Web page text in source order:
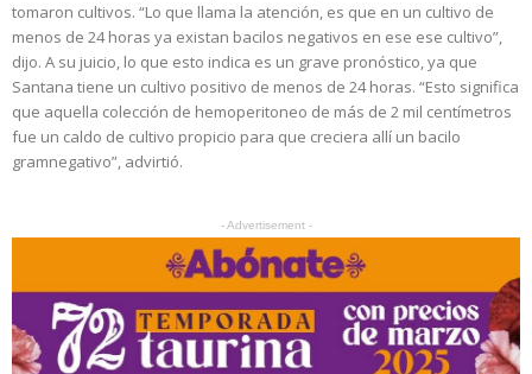
tomaron cultivos. “Lo que llama la atención, es que en un cultivo de
menos de 24 horas ya existan bacilos negativos en ese ese cultivo”,
dijo. A su juicio, lo que esto indica es un grave pronóstico, ya que
Santana tiene un cultivo positivo de menos de 24 horas. “Esto significa
que aquella colección de hemoperitoneo de más de 2 mil centímetros
fue un caldo de cultivo propicio para que creciera allí un bacilo
gramnegativo”, advirtió.
- Advertisement -